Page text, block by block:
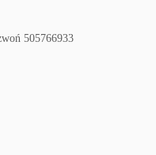
505766933